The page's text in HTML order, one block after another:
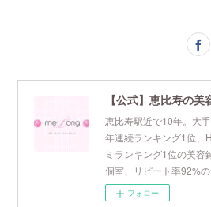
恵比寿駅近で10年。大
年連続ランキング1位、
ミランキング1位の美
個室、リピート率92%の
フォロー